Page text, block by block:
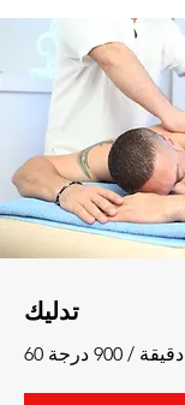
تدليك
60 دقيقة / 900 درجة